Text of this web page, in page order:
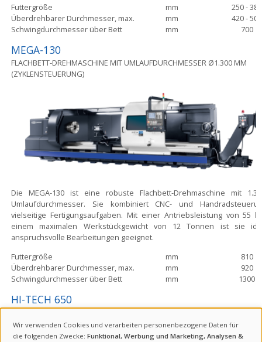
Futtergröße
mm
250 - 380
Überdrehbarer Durchmesser, max.
mm
420 - 500
Schwingdurchmesser über Bett
mm 700
MEGA-130
FLACHBETT-DREHMASCHINE MIT UMLAUFDURCHMESSER Ø1.300 MM
(ZYKLENSTEUERUNG)
Die MEGA-130 ist eine robuste Flachbett-Drehmaschine mit
Umlaufdurchmesser. Sie kombiniert CNC- und
vielseitige Fertigungsaufgaben. Mit einer Antriebsleistung von 55
einem maximalen Werkstückgewicht von 12 Tonnen ist sie
anspruchsvolle Bearbeitungen geeignet.
Futtergröße
mm
810
Überdrehbarer Durchmesser, max.
mm
920
Schwingdurchmesser über Bett
mm 1300
HI-TECH 650
DIE HI-TECH 650 IST PRÄDESTINIERT FÜR GROSSE WERKSTÜCKE UND
ERSPANBARE MATERIALIEN
VERWENDUNG
Wir verwenden Cookies und verarbeiten personenbezogene Daten für
die folgenden Zwecke:Funktional, Werbung und Marketing, Analysen &